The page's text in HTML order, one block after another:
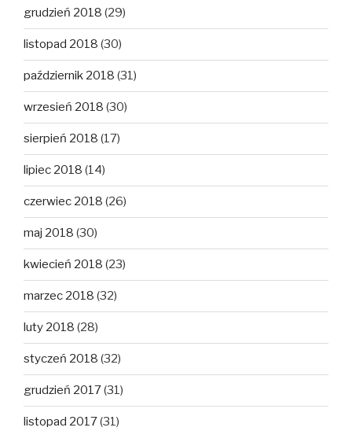
grudzień 2018 (29)
listopad 2018 (30)
październik 2018 (31)
wrzesień 2018 (30)
sierpień 2018 (17)
lipiec 2018 (14)
czerwiec 2018 (26)
maj 2018 (30)
kwiecień 2018 (23)
marzec 2018 (32)
luty 2018 (28)
styczeń 2018 (32)
grudzień 2017(31)
listopad 2017(31)